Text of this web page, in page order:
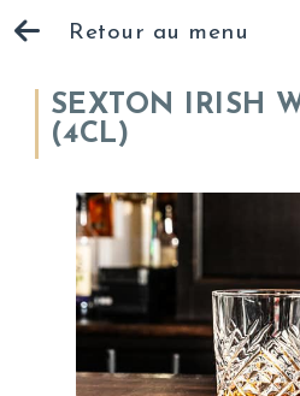
Retour au menu
SEXTON IRISH
(4CL)